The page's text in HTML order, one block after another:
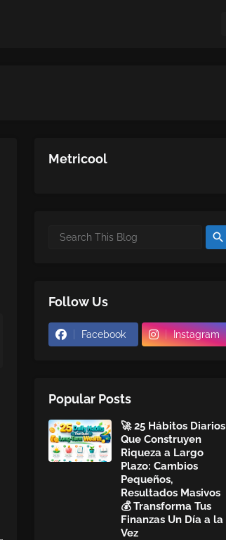
Metricool
Follow Us
Facebook Instagram
Popular Posts
🚀 25 Hábitos Diarios
Que Construyen
Riqueza a Largo
Plazo: Cambios
Pequeños,
Resultados Masivos
💰 Transforma Tus
Finanzas Un Día a la
Vez